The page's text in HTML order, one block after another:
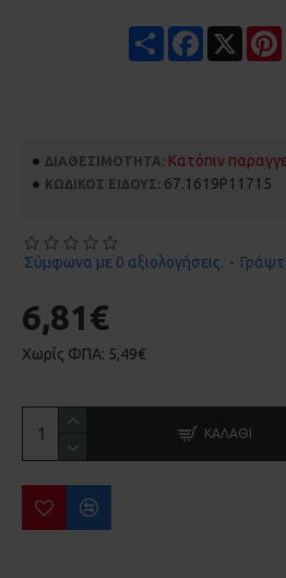
Share Facebook
ΔΙΑΘΕΣΙΜΌΤΗΤΑ: Κατόπιν
ΚΩΔΙΚΌΣ ΕΊΔΟΥΣ: 67.1619P11715
Σύμφωνα με 0 αξιολογήσεις. -
6,81€
Χωρίς ΦΠΑ: 5,49€
ΚΑΛΆΘΙ